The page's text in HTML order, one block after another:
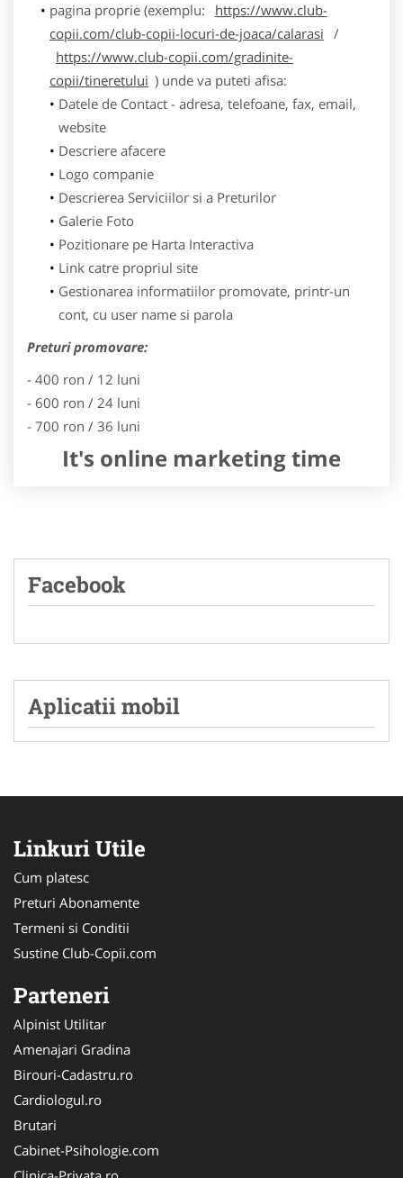
pagina proprie (exemplu:
https://www.club-
copii.com/club-copii-locuri-de-joaca/calarasi /
https://www.club-copii.com/gradinite-
copii/tineretului ) unde va puteti afisa:
Datele de Contact - adresa, telefoane, fax, email,
website
Descriere afacere
Logo companie
Descrierea Serviciilor si a Preturilor
Galerie Foto
Pozitionare pe Harta Interactiva
Link catre propriul site
Gestionarea informatiilor promovate, printr-un
cont, cu user name si parola
Preturi promovare:
- 400 ron / 12 luni
- 600 ron / 24 luni
- 700 ron / 36 luni
It's online marketing time
Facebook
Aplicatii mobil
Linkuri Utile
Cum platesc
Preturi Abonamente
Termeni si Conditii
Sustine Club-Copii.com
Parteneri
Alpinist Utilitar
Amenajari Gradina
Birouri-Cadastru.ro
Cardiologul.ro
Brutari
Cabinet-Psihologie.com